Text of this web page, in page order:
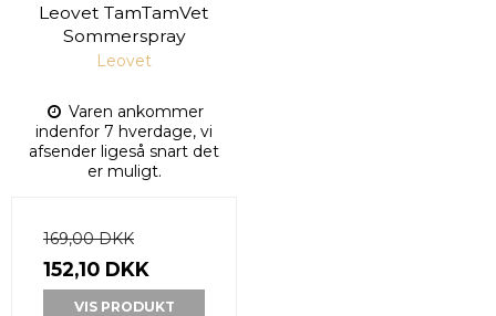
Leovet TamTamVet
Sommerspray
Leovet
Varen ankommer
indenfor 7 hverdage, vi
afsender ligeså snart det
er muligt.
169,00 DKK
152,10 DKK
VIS PRODUKT